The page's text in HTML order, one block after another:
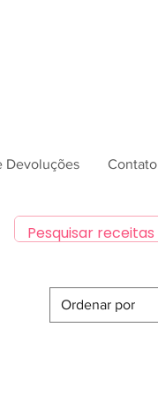
Devoluções Contato
Ordenar por